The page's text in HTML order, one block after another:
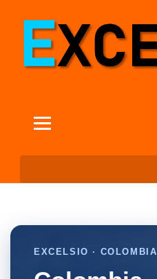
EXCELSIO · COLOMBIA